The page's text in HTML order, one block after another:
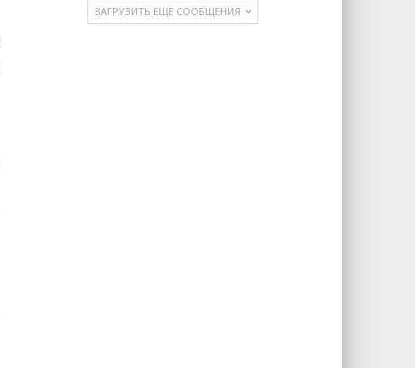
ЗАГРУЗИТЬ ЕЩЕ СООБЩЕНИЯ